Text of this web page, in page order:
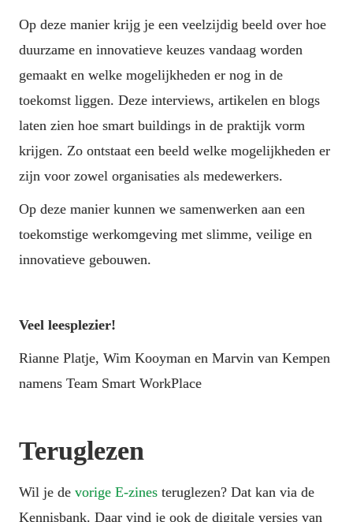
Op deze manier krijg je een veelzijdig beeld over hoe
duurzame en innovatieve keuzes vandaag worden
gemaakt en welke mogelijkheden er nog in de
toekomst liggen. Deze interviews, artikelen en blogs
laten zien hoe smart buildings in de praktijk vorm
krijgen. Zo ontstaat een beeld welke mogelijkheden er
zijn voor zowel organisaties als medewerkers.
Op deze manier kunnen we samenwerken aan een
toekomstige werkomgeving met slimme, veilige en
innovatieve gebouwen.
Veel leesplezier!
Rianne Platje, Wim Kooyman en Marvin van Kempen
namens Team Smart WorkPlace
Teruglezen
Wil je de vorige E-zines teruglezen? Dat kan via de
Kennisbank. Daar vind je ook de digitale versies van